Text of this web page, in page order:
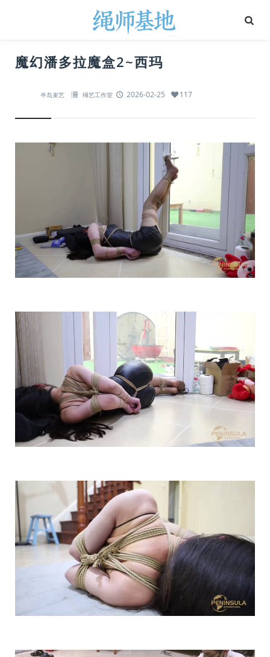
魔幻潘多拉魔盒2~西玛
半岛束艺 绳艺工作室 2026-02-25 117